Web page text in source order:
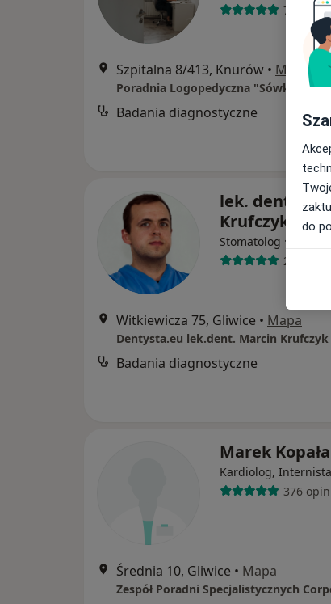
73
Szpitalna 8/413, Knurów • Mapa
Poradnia Logopedyczna "Sówka" w
Badania diagnostyczne
lek. dent.
Krufczyk
Stomatolog ·
207 opinii
Witkiewicza 75, Gliwice • Mapa
Dentysta.eu lek.dent. Marcin Krufczyk
Badania diagnostyczne
Marek Kopała
Kardiolog, Internista
376
Średnia 10, Gliwice • Mapa
Zespół Poradni Specjalistycznych
do